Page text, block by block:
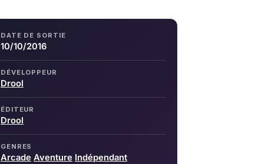
DATE DE SORTIE
10/10/2016
DÉVELOPPEUR
Drool
ÉDITEUR
Drool
GENRES
Arcade Aventure Indépendant